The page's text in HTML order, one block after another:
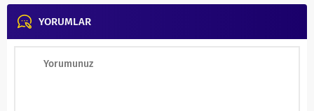
Sunu SOSYAL...
TEKNOLOJİK GELİŞMELERİN
YORUMLAR